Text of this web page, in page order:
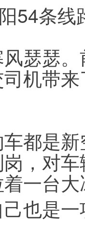
54条
瑟瑟
机带
都是
，对
一台
也是